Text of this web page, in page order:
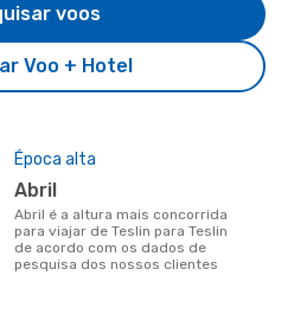
Voo + Hotel
voos
Época alta
abril
abril é a altura mais concorrida
para viajar de Teslin para Teslin
de acordo com os dados de
pesquisa dos nossos clientes